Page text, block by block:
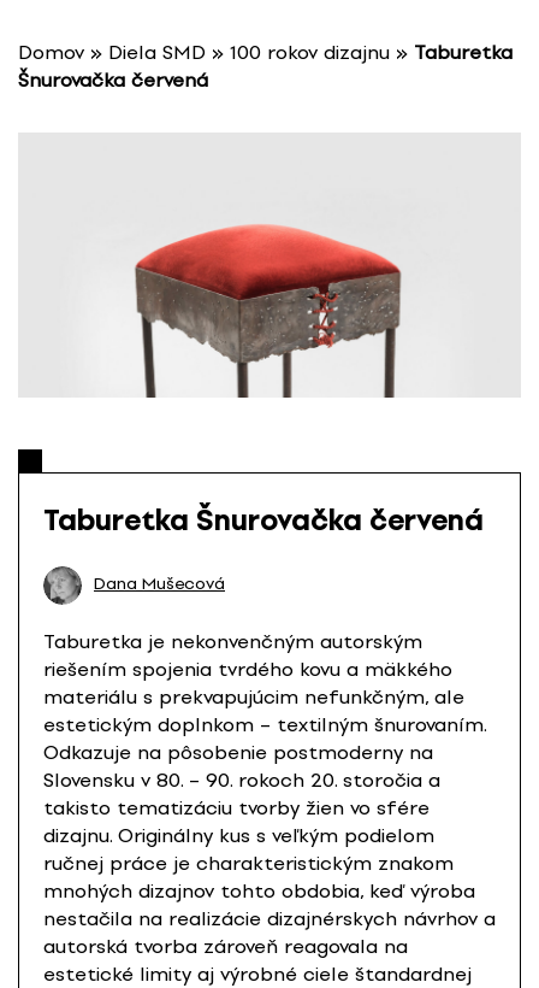
Domov » Diela SMD » 100 rokov dizajnu » Taburetka
Šnurovačka červená
Taburetka Šnurovačka červená
Dana Mušecová
Taburetka je nekonvenčným autorským
riešením spojenia tvrdého kovu a mäkkého
materiálu s prekvapujúcim nefunkčným, ale
estetickým doplnkom – textilným šnurovaním.
Odkazuje na pôsobenie postmoderny na
Slovensku v 80. – 90. rokoch 20. storočia a
takisto tematizáciu tvorby žien vo sfére
dizajnu. Originálny kus s veľkým podielom
ručnej práce je charakteristickým znakom
mnohých dizajnov tohto obdobia, keď výroba
nestačila na realizácie dizajnérskych návrhov a
autorská tvorba zároveň reagovala na
estetické limity aj výrobné ciele štandardnej